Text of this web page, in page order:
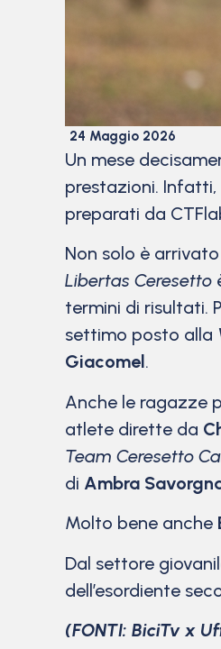
24 Maggio 2026
Un mese
prestazioni.
preparati da
Non solo è
Libertas Ceresetto
termini di risultati.
settimo posto alla
Giacomel.
Anche le ragazze
atlete dirette da
Team Ceresetto
di Ambra
Molto bene anche
Dal settore
dell’esordiente
(FONTI: BiciTv x